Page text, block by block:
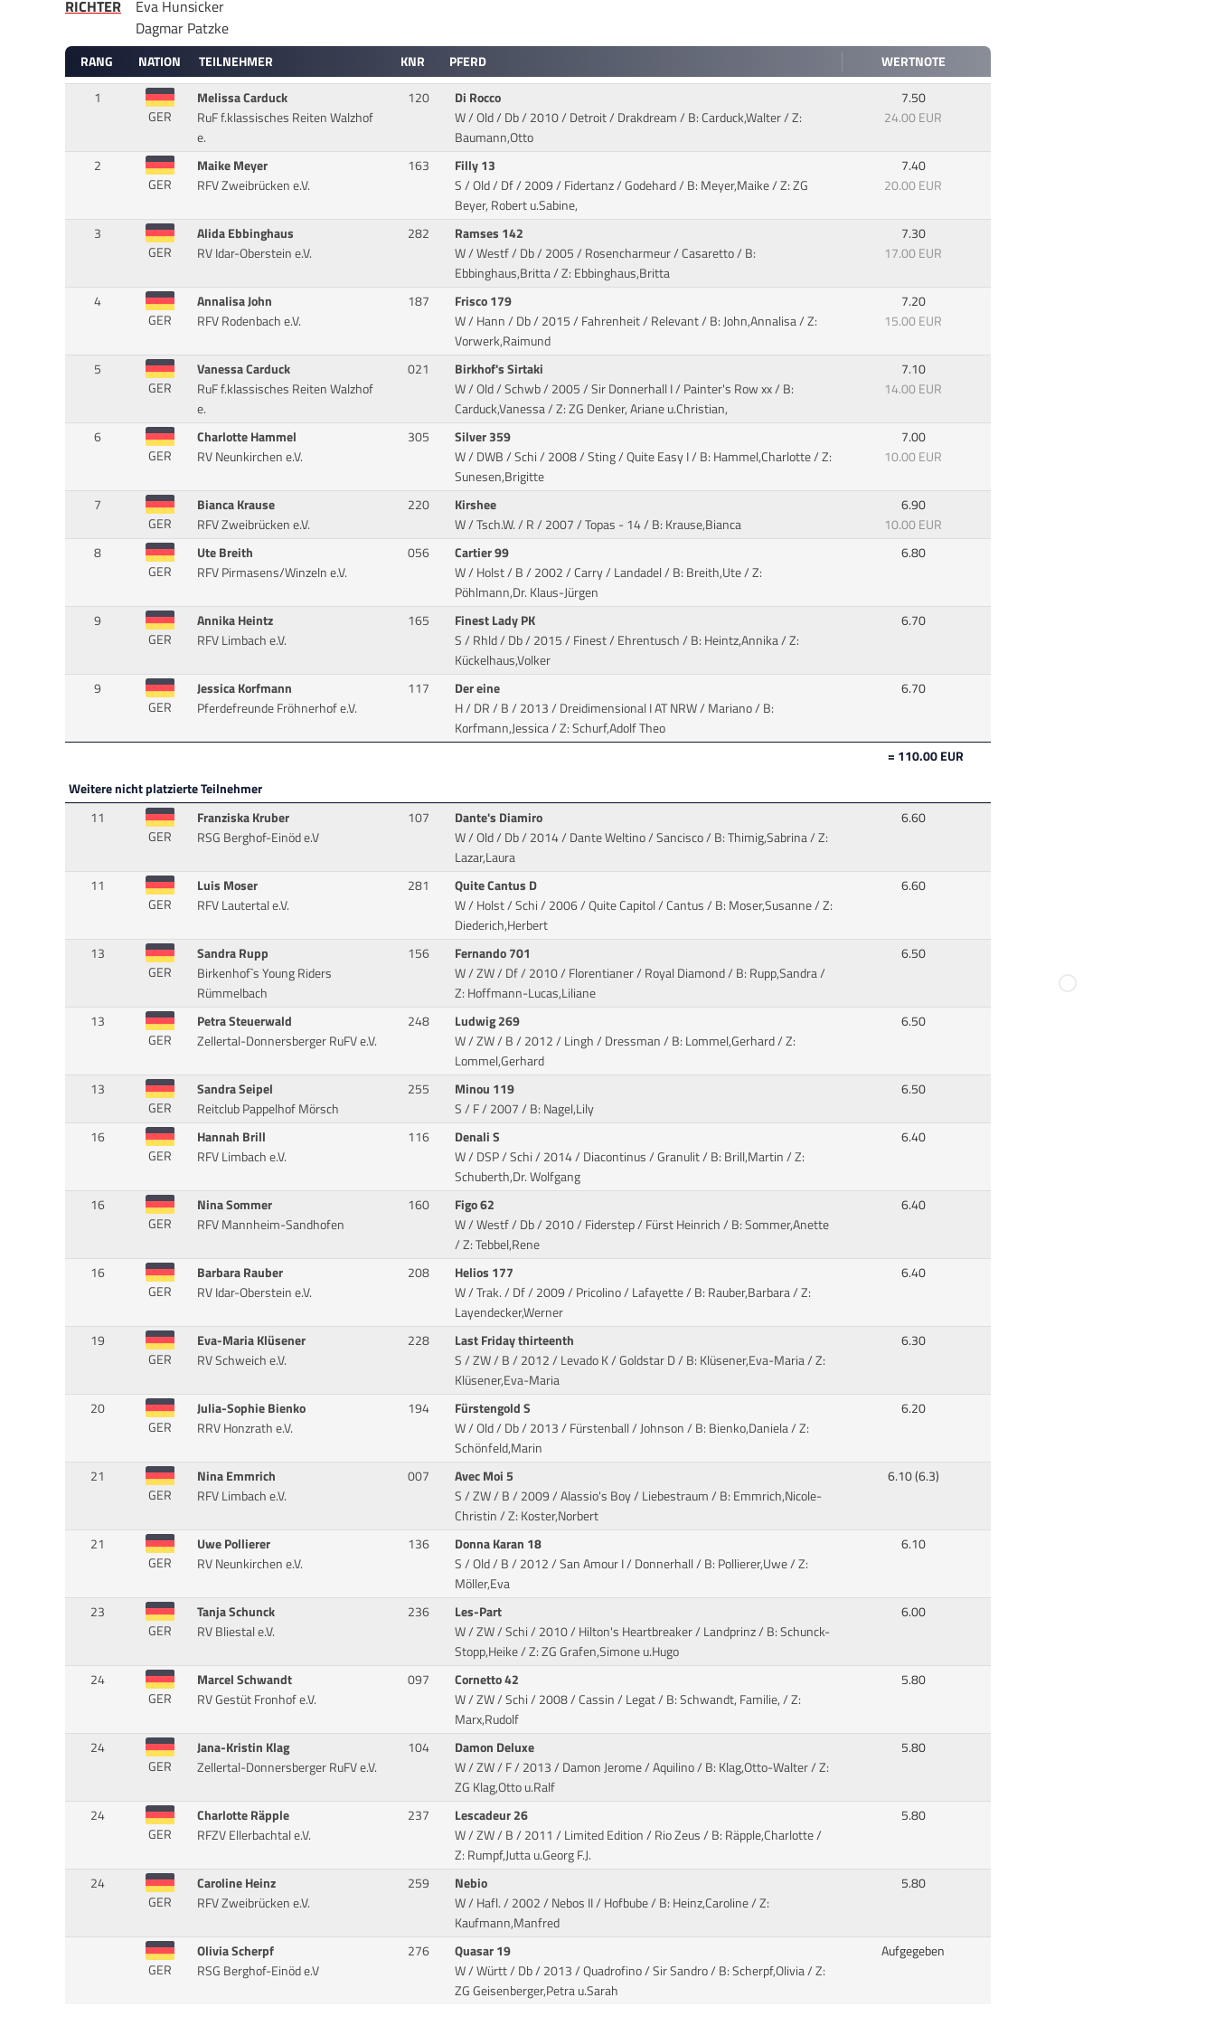
RICHTER
Eva Hunsicker
Dagmar Patzke
RANG NATION TEILNEHMER KNR PFERD
WERTNOTE
1
GER
Melissa Carduck
RuF f.klassisches Reiten Walzhof
e.
120
Di Rocco
W / Old / Db / 2010 / Detroit / Drakdream/ B: Carduck,Walter / Z:
Baumann,Otto
7.50
24.00 EUR
2
GER
Maike Meyer
RFV Zweibrücken e.V.
163
Filly 13
S / Old / Df / 2009 / Fidertanz / Godehard/ B: Meyer,Maike / Z: ZG
Beyer, Robert u.Sabine,
7.40
20.00 EUR
3
GER
Alida Ebbinghaus
RV Idar-Oberstein e.V.
282
Ramses 142
W / Westf / Db / 2005 / Rosencharmeur / Casaretto/ B:
Ebbinghaus,Britta / Z: Ebbinghaus,Britta
7.30
17.00 EUR
4
GER
Annalisa John
RFV Rodenbach e.V.
187
Frisco 179
W / Hann / Db / 2015 / Fahrenheit / Relevant/ B: John,Annalisa / Z:
Vorwerk,Raimund
7.20
15.00 EUR
5
GER
Vanessa Carduck
RuF f.klassisches Reiten Walzhof
e.
021
Birkhof's Sirtaki
W / Old / Schwb / 2005 / Sir Donnerhall I / Painter's Row xx/ B:
Carduck,Vanessa / Z: ZG Denker, Ariane u.Christian,
7.10
14.00 EUR
6
GER
Charlotte Hammel
RV Neunkirchen e.V.
305
Silver 359
W / DWB / Schi / 2008 / Sting / Quite Easy I/ B: Hammel,Charlotte / Z:
Sunesen,Brigitte
7.00
10.00 EUR
7
GER
Bianca Krause
RFV Zweibrücken e.V.
220
Kirshee
W / Tsch.W. / R / 2007 / Topas - 14/ B: Krause,Bianca
6.90
10.00 EUR
8
GER
Ute Breith
RFV Pirmasens/Winzeln e.V.
056
Cartier 99
W / Holst / B / 2002 / Carry / Landadel/ B: Breith,Ute / Z:
Pöhlmann,Dr. Klaus-Jürgen
6.80
9
GER
Annika Heintz
RFV Limbach e.V.
165
Finest Lady PK
S / Rhld / Db / 2015 / Finest / Ehrentusch/ B: Heintz,Annika / Z:
Kückelhaus,Volker
6.70
9
GER
Jessica Korfmann
Pferdefreunde Fröhnerhof e.V.
117
Der eine
H / DR / B / 2013 / Dreidimensional I AT NRW / Mariano/ B:
Korfmann,Jessica / Z: Schurf,Adolf Theo
6.70
= 110.00 EUR
Weitere nicht platzierte Teilnehmer
11
GER
Franziska Kruber
RSG Berghof-Einöd e.V
107
Dante's Diamiro
W / Old / Db / 2014 / Dante Weltino / Sancisco/ B: Thimig,Sabrina / Z:
Lazar,Laura
6.60
11
GER
Luis Moser
RFV Lautertal e.V.
281
Quite Cantus D
W / Holst / Schi / 2006 / Quite Capitol / Cantus/ B: Moser,Susanne / Z:
Diederich,Herbert
6.60
13
GER
Sandra Rupp
Birkenhof`s Young Riders
Rümmelbach
156
Fernando 701
W / ZW / Df / 2010 / Florentianer / Royal Diamond/ B: Rupp,Sandra /
Z: Hoffmann-Lucas,Liliane
6.50
13
GER
Petra Steuerwald
Zellertal-Donnersberger RuFV e.V.
248
Ludwig 269
W / ZW / B / 2012 / Lingh / Dressman/ B: Lommel,Gerhard / Z:
Lommel,Gerhard
6.50
13
GER
Sandra Seipel
Reitclub Pappelhof Mörsch
255
Minou 119
S / F / 2007/ B: Nagel,Lily
6.50
16
GER
Hannah Brill
RFV Limbach e.V.
116
Denali S
W / DSP / Schi / 2014 / Diacontinus / Granulit/ B: Brill,Martin / Z:
Schuberth,Dr. Wolfgang
6.40
16
GER
Nina Sommer
RFV Mannheim-Sandhofen
160
Figo 62
W / Westf / Db / 2010 / Fiderstep / Fürst Heinrich/ B: Sommer,Anette
/ Z: Tebbel,Rene
6.40
16
GER
Barbara Rauber
RV Idar-Oberstein e.V.
208
Helios 177
W / Trak. / Df / 2009 / Pricolino / Lafayette/ B: Rauber,Barbara / Z:
Layendecker,Werner
6.40
19
GER
Eva-Maria Klüsener
RV Schweich e.V.
228
Last Friday thirteenth
S / ZW / B / 2012 / Levado K / Goldstar D/ B: Klüsener,Eva-Maria / Z:
Klüsener,Eva-Maria
6.30
20
GER
Julia-Sophie Bienko
RRV Honzrath e.V.
194
Fürstengold S
W / Old / Db / 2013 / Fürstenball / Johnson/ B: Bienko,Daniela / Z:
Schönfeld,Marin
6.20
21
GER
Nina Emmrich
RFV Limbach e.V.
007
Avec Moi 5
S / ZW / B / 2009 / Alassio's Boy / Liebestraum/ B: Emmrich,Nicole-
Christin / Z: Koster,Norbert
6.10 (6.3)
21
GER
Uwe Pollierer
RV Neunkirchen e.V.
136
Donna Karan 18
S / Old / B / 2012 / San Amour I / Donnerhall/ B: Pollierer,Uwe / Z:
Möller,Eva
6.10
23
GER
Tanja Schunck
RV Bliestal e.V.
236
Les-Part
W / ZW / Schi / 2010 / Hilton's Heartbreaker / Landprinz/ B: Schunck-
Stopp,Heike / Z: ZG Grafen,Simone u.Hugo
6.00
24
GER
Marcel Schwandt
RV Gestüt Fronhof e.V.
097
Cornetto 42
W / ZW / Schi / 2008 / Cassin / Legat/ B: Schwandt, Familie, / Z:
Marx,Rudolf
5.80
24
GER
Jana-Kristin Klag
Zellertal-Donnersberger RuFV e.V.
104
Damon Deluxe
W / ZW / F / 2013 / Damon Jerome / Aquilino/ B: Klag,Otto-Walter / Z:
ZG Klag,Otto u.Ralf
5.80
24
GER
Charlotte Räpple
RFZV Ellerbachtal e.V.
237
Lescadeur 26
W / ZW / B / 2011 / Limited Edition / Rio Zeus/ B: Räpple,Charlotte /
Z: Rumpf,Jutta u.Georg F.J.
5.80
24
GER
Caroline Heinz
RFV Zweibrücken e.V.
259
Nebio
W / Hafl. / 2002 / Nebos II / Hofbube/ B: Heinz,Caroline / Z:
Kaufmann,Manfred
5.80
GER
Olivia Scherpf
RSG Berghof-Einöd e.V
276
Quasar 19
W / Württ / Db / 2013 / Quadrofino / Sir Sandro/ B: Scherpf,Olivia / Z:
ZG Geisenberger,Petra u.Sarah
Aufgegeben